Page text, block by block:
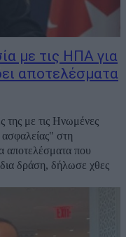
με τις ΗΠΑ για
αποτελέσματα
της με τις Ηνωμένες
ασφαλείας" στη
αποτελέσματα που
δράση, δήλωσε χθες